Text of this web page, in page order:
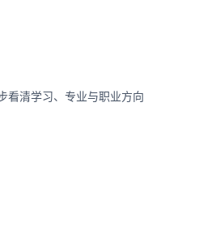
看清学习、专业与职业方向